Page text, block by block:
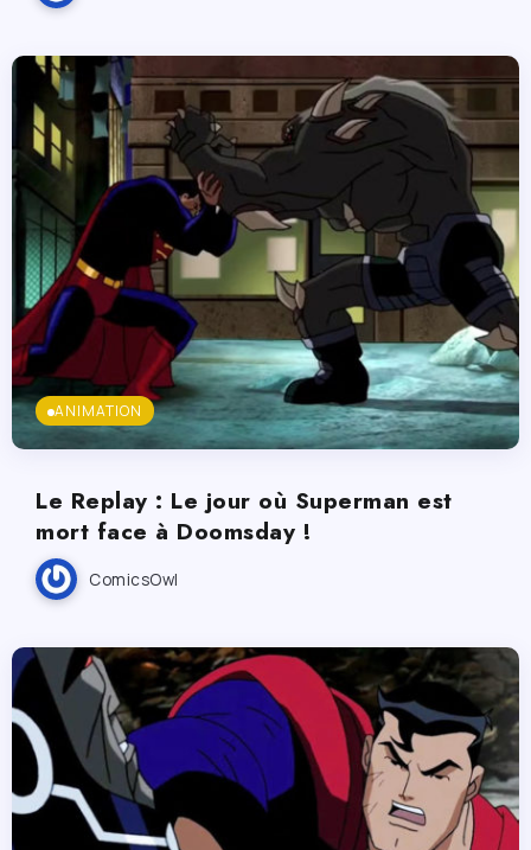
ANIMATION
Le Replay : Le jour où Superman est
mort face à Doomsday !
ComicsOwl